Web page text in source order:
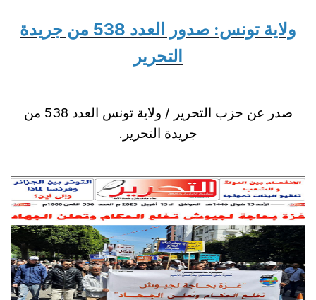
ولاية تونس: صدور العدد 538 من جريدة
التحرير
صدر عن حزب التحرير / ولاية تونس العدد 538 من
جريدة التحرير.